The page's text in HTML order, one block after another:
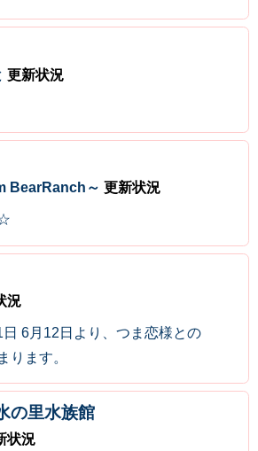
更新状況
BearRanch～ 更新状況
況
6月12日より、つま恋様との
ります。
の里水族館
状況